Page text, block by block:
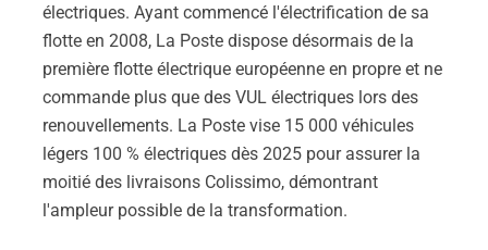
électriques. Ayant commencé l'électrification de sa
flotte en 2008, La Poste dispose désormais de la
première flotte électrique européenne en propre et ne
commande plus que des VUL électriques lors des
renouvellements. La Poste vise 15 000 véhicules
légers 100 % électriques dès 2025 pour assurer la
moitié des livraisons Colissimo, démontrant
l'ampleur possible de la transformation.